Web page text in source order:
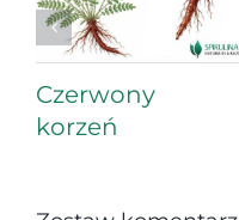
Czerwony
korzeń